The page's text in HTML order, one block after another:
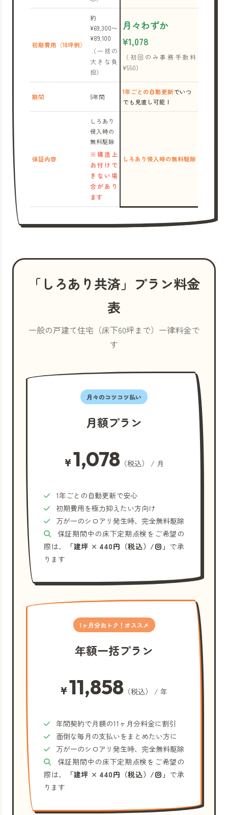
初期費用（18坪例）
約
¥69,300〜
¥89,100
（一括の
大きな負
担）
月々わずか
¥1,078
（初回のみ事務手数料
¥550）
期間 5年間
1年ごとの自動更新でいつ
でも見直し可能！
保証内容
しろあり
侵入時の
無料駆除
※構造上
お付けで
きない場
合があり
ます
しろあり侵入時の無料駆除
「しろあり共済」プラン料金
表
一般の戸建て住宅（床下60坪まで）一律料金で
す
月々のコツコツ払い
月額プラン
¥1,078（税込） / 月
1年ごとの自動更新で安心
初期費用を極力抑えたい方向け
万が一のシロアリ発生時、完全無料駆除
保証期間中の床下定期点検をご希望の
際は、
「建坪 × 440円（税込）/回」 で承
ります
1ヶ月分おトク！オススメ
年額一括プラン
¥11,858 （税込） / 年
年間契約で月額の11ヶ月分料金に割引
面倒な毎月の支払いをまとめたい方に
万が一のシロアリ発生時、完全無料駆除
保証期間中の床下定期点検をご希望の
際は、
「建坪 × 440円（税込）/回」 で承
ります